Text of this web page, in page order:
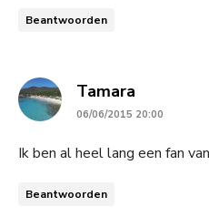
Beantwoorden
Tamara
06/06/2015 20:00
Ik ben al heel lang een fan
Beantwoorden